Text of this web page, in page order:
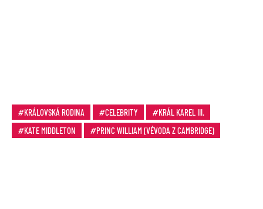
KRÁLOVSKÁ RODINA CELEBRITY
KRÁL KAREL III.
KATE MIDDLETON
PRINC WILLIAM (VÉVODA Z CAMBRIDGE)